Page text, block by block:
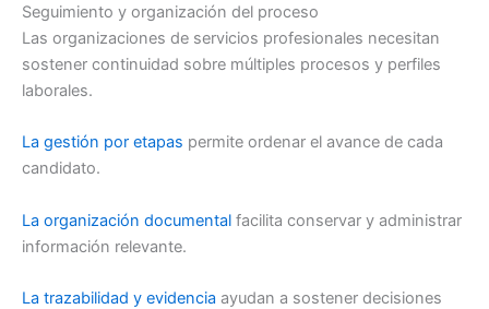
Seguimiento y organización del proceso
Las organizaciones de servicios profesionales necesitan
sostener continuidad sobre múltiples procesos y perfiles
laborales.
La gestión por etapas permite ordenar el avance de cada
candidato.
La organización documental facilita conservar y administrar
información relevante.
La trazabilidad y evidencia ayudan a sostener decisiones